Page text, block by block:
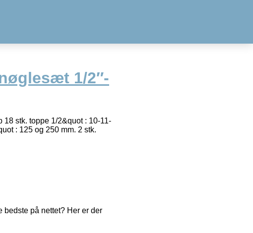
1/2″-
stk. toppe 1/2&quot : 10-11-
: 125 og 250 mm. 2 stk.
på nettet? Her er der